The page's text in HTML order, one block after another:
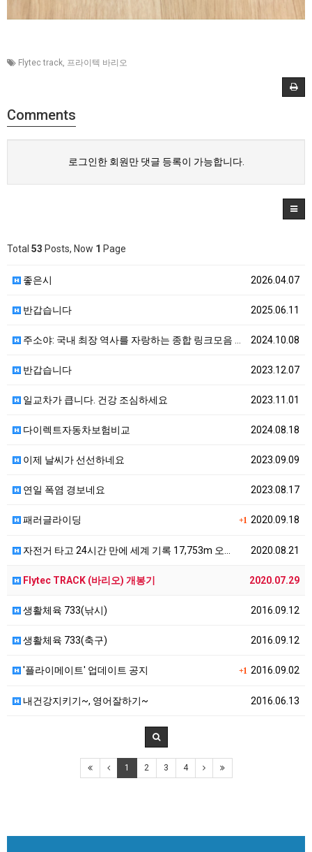
Flytec track 프라이텍 바리오
Comments
로그인한 회원만 댓글 등록이 가능합니다.
Total 53 Posts, Now 1 Page
2026.04.07
좋은시
2025.06.11
반갑습니다
2024.10.08
주소야: 국내 최장 역사를 자랑하는 종합 링크모음 사이…
2023.12.07
반갑습니다
2023.11.01
일교차가 큽니다. 건강 조심하세요
2024.08.18
다이렉트자동차보험비교
2023.09.09
이제 날씨가 선선하네요
2023.08.17
연일 폭염 경보네요
+1 2020.09.18
패러글라이딩
2020.08.21
자전거 타고 24시간 만에 세계 기록 17,753m 오…
2020.07.29
Flytec TRACK (바리오) 개봉기
2016.09.12
생활체육 733(낚시)
2016.09.12
생활체육 733(축구)
+1 2016.09.02
'플라이메이트' 업데이트 공지
2016.06.13
내건강지키기~, 영어잘하기~
1 2 3 4